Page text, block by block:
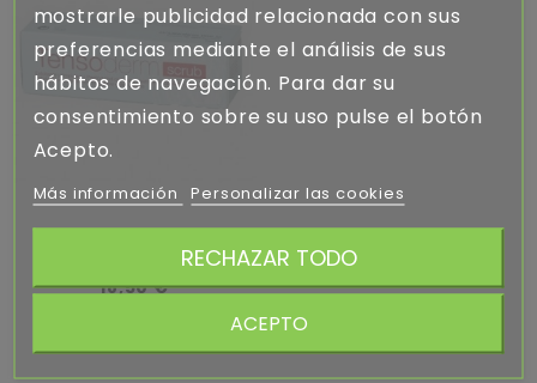
TENSODERM SCRUB 50 ML
18,50 €
mostrarle publicidad relacionada con sus
preferencias mediante el análisis de sus
hábitos de navegación. Para dar su
consentimiento sobre su uso pulse el botón
Acepto.
Más información Personalizar las cookies
RECHAZAR TODO
ACEPTO